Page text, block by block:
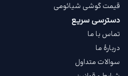
قیمت گوشی شیائومی
دسترسی سریع
تماس با ما
دربارهٔ ما
سوالات متداول